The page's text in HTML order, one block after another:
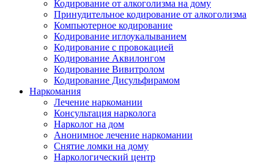
Кодирование от алкоголизма на дому
Принудительное кодирование от алкоголизма
Компьютерное кодирование
Кодирование иглоукалыванием
Кодирование с провокацией
Кодирование Аквилонгом
Кодирование Вивитролом
Кодирование Дисульфирамом
Наркомания
Лечение наркомании
Консультация нарколога
Нарколог на дом
Анонимное лечение наркомании
Снятие ломки на дому
Наркологический центр